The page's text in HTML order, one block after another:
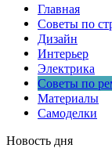
Главная
Советы по
Дизайн
Интерьер
Электрика
Советы по
Материалы
Самоделки
Новость дня